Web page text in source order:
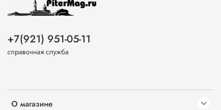
О магазине
+7(921) 951-05-11
справочная служба